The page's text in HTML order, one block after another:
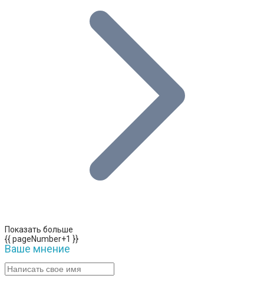
Показать больше
{{ pageNumber+1 }}
Ваше мнение